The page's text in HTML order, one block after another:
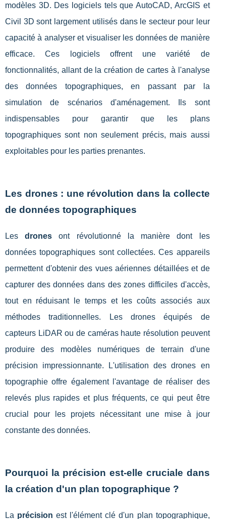
modèles 3D. Des logiciels tels que AutoCAD, ArcGIS et
Civil 3D sont largement utilisés dans le secteur pour leur
capacité à analyser et visualiser les données de manière
efficace. Ces logiciels offrent une variété de
fonctionnalités, allant de la création de cartes à l'analyse
des données topographiques, en passant par la
simulation de scénarios d'aménagement. Ils sont
indispensables pour garantir que les plans
topographiques sont non seulement précis, mais aussi
exploitables pour les parties prenantes.
Les drones : une révolution dans la collecte
de données topographiques
Lesdrones ont révolutionné la manière dont les
données topographiques sont collectées. Ces appareils
permettent d'obtenir des vues aériennes détaillées et de
capturer des données dans des zones difficiles d'accès,
tout en réduisant le temps et les coûts associés aux
méthodes traditionnelles. Les drones équipés de
capteurs LiDAR ou de caméras haute résolution peuvent
produire des modèles numériques de terrain d'une
précision impressionnante. L'utilisation des drones en
topographie offre également l'avantage de réaliser des
relevés plus rapides et plus fréquents, ce qui peut être
crucial pour les projets nécessitant une mise à jour
constante des données.
Pourquoi la précision est-elle cruciale dans
la création d'un plan topographique ?
La précision est l'élément clé d'un plan topographique,